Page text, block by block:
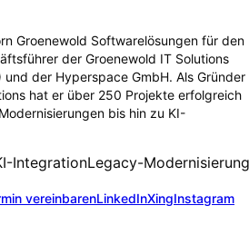
Groenewold Softwarelösungen für den
der Groenewold IT Solutions
der Hyperspace GmbH. Als Gründer
hat er über 250 Projekte erfolgreich
bis hin zu KI-
IntegrationLegacy-Modernisierung
vereinbarenLinkedInXingInstagram